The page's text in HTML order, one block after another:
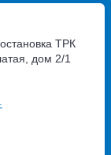
ТРК
дом 2/1